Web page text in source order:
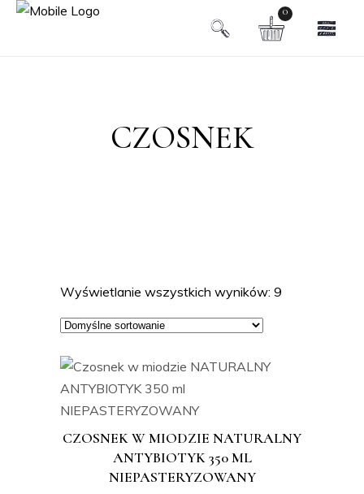
0
CZOSNEK
Wyświetlanie wszystkich wyników: 9
CZOSNEK W MIODZIE NATURALNY
ANTYBIOTYK 350 ML
NIEPASTERYZOWANY